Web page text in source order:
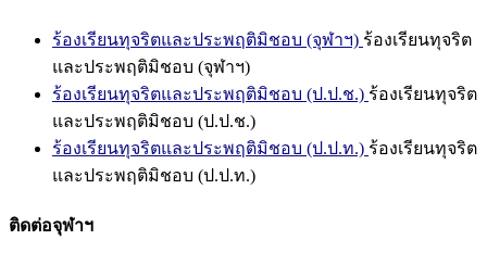
ร้องเรียนทุจริตและประพฤติมิชอบ (จุฬาฯ) ร้องเรียนทุจริต
และประพฤติมิชอบ (จุฬาฯ)
ร้องเรียนทุจริตและประพฤติมิชอบ (ป.ป.ช.) ร้องเรียนทุจริต
และประพฤติมิชอบ (ป.ป.ช.)
ร้องเรียนทุจริตและประพฤติมิชอบ (ป.ป.ท.) ร้องเรียนทุจริต
และประพฤติมิชอบ (ป.ป.ท.)
ติดต่อจุฬาฯ